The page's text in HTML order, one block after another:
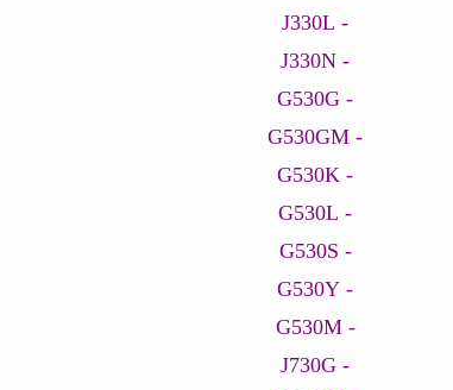
- J330L
- J330N
- G530G
- G530GM
- G530K
- G530L
- G530S
- G530Y
- G530M
- J730G